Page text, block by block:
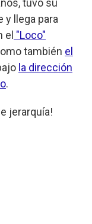
tuvo su
y llega para
el "Loco"
también el
la dirección
.
jerarquía!